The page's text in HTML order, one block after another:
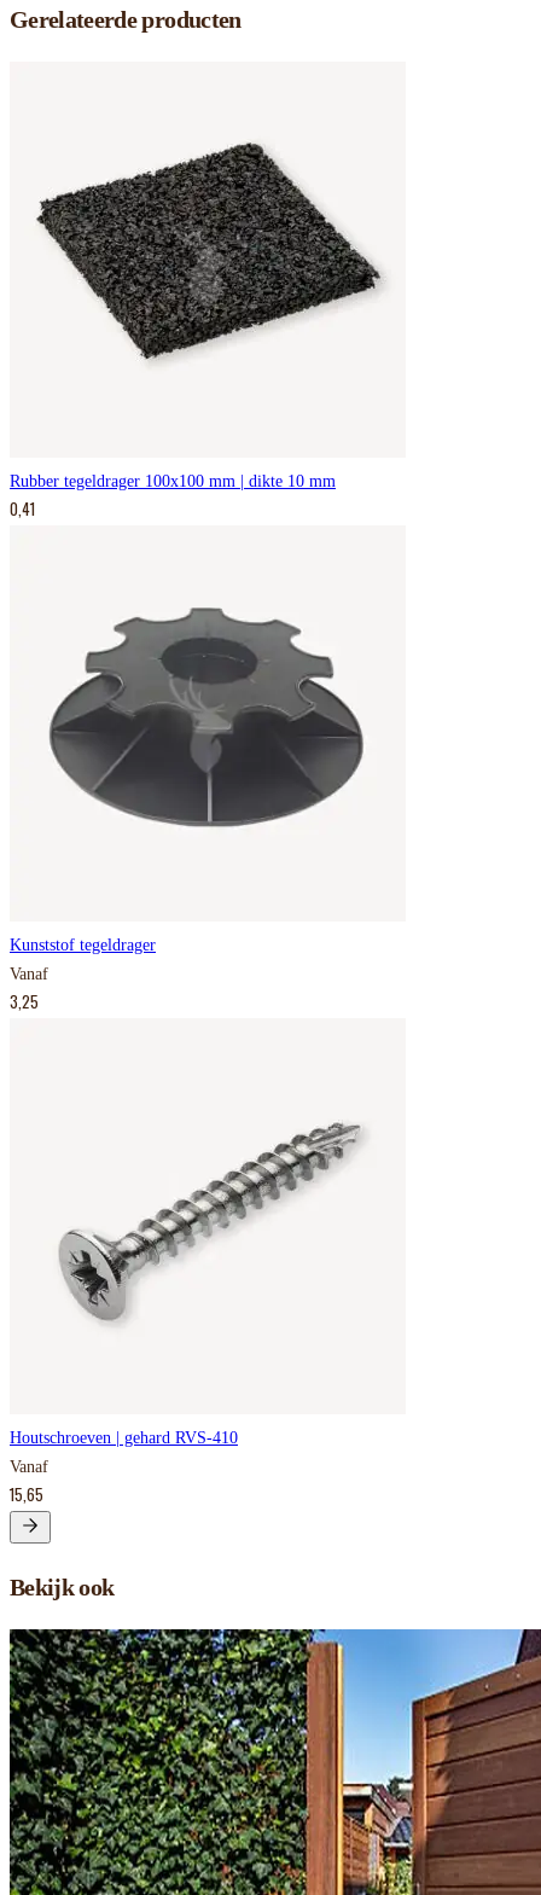
Gerelateerde producten
Rubber tegeldrager 100x100 mm | dikte 10 mm
0,41
Kunststof tegeldrager
Vanaf
3,25
Houtschroeven | gehard RVS-410
Vanaf
15,65
Bekijk ook